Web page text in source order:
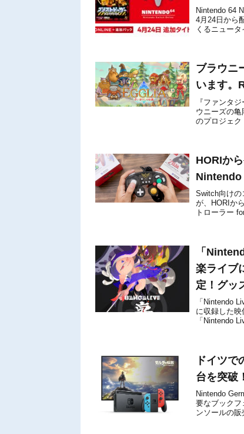
Nintendo 64
4月24日から
くるニュー
ブラウニ
います。
『ファンタ
ウニーズの
のプロジェク
HORIか
Nintendo
Switch向けの
が、HORIか
トローラー
「
楽ライブ
定！グッ
「Nintendo
に収録した映
「Nintendo
ドイツ
台を突破！
Nintendo
要なブックフ
ンソールの